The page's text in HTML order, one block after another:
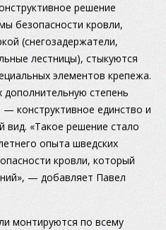
решение
безопасности кровли,
(снегозадержатели,
лестницы), стыкуются
элементов крепежа.
степень
конструктивное единство и
вид. «Такое решение стало
опыта шведских
кровли, который
— добавляет Павел
монтируются по всему